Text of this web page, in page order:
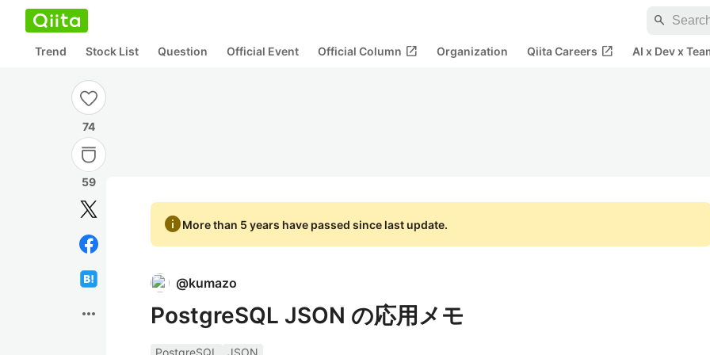
search
Trend Stock List Question Official Event Official Column open_in_new Organization Qiita Careers open_in_new AI x Dev x
74
59
more_horiz
infoMore than 5 years have passed since last update.
@kumazo
PostgreSQL JSON の応用メモ
PostgreSQL
JSON